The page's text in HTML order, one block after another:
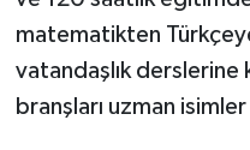
matematikten
vatandaşlık derslerine
branşları uzman